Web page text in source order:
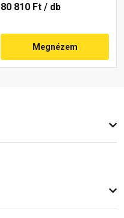
80 810 Ft / db
Megnézem